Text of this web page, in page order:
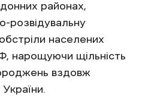
районах,
розвідувальну
населених
нарощуючи щільність
вздовж